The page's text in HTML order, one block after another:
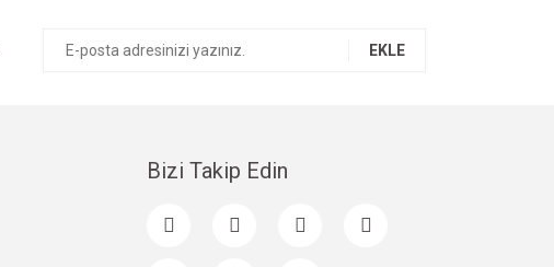
EKLE
Bizi Takip Edin